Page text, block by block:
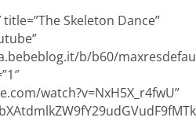
Skeleton Dance”
b/b60/
watch?v=NxH5X_r4fwU”